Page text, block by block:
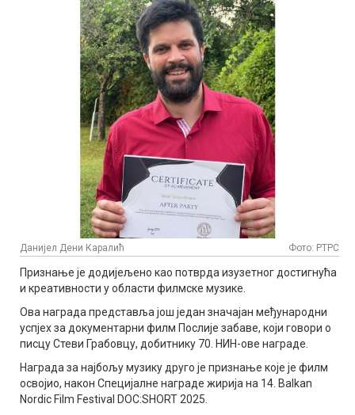
Данијел Дени Каралић Фото: РТРС
Признање је додијељено као потврда изузетног достигнућа
и креативности у области филмске музике.
Овa награда представља још један значајан међународни
успјех за документарни филм Послије забаве, који говори о
писцу Стеви Грабовцу, добитнику 70. НИН-ове награде.
Награда за најбољу музику друго је признање које је филм
освојио, након Специјалне награде жирија на 14. Balkan
Nordic Film Festival DOC:SHORT 2025.